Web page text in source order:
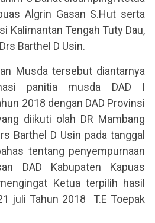
Algrin Gasan S.Hut serta
Kalimantan Tengah Tuty Dau,
Barthel D Usin.
Musda tersebut diantarnya
panitia musda DAD I
2018 dengan DAD Provinsi
diikuti olah DR Mambang
Barthel D Usin pada tanggal
tentang penyempurnaan
DAD Kabupaten Kapuas
Ketua terpilih hasil
juli Tahun 2018 T.E Toepak